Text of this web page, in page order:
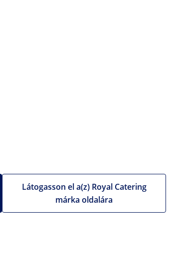
Látogasson el a(z) Royal Catering
márka oldalára